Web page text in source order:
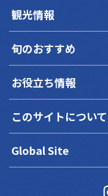
観光情報
旬のおすすめ
お役立ち情報
このサイトについて
Global Site